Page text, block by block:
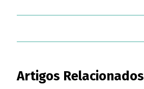
Artigos Relacionados